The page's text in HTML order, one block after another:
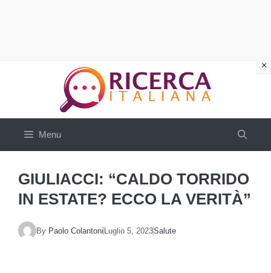
Menu
GIULIACCI: “CALDO TORRIDO
IN ESTATE? ECCO LA VERITÀ”
By Paolo Colantoni Luglio 5, 2023Salute